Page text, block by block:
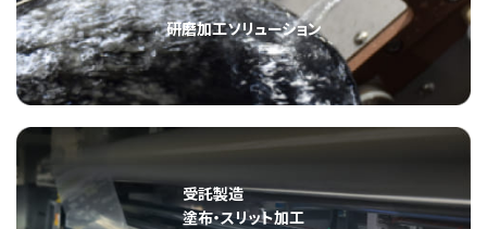
研磨加工ソリューション
受託製造
塗布・スリット加工